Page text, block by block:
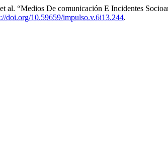
al. “Medios De comunicación E Incidentes
doi.org/10.59659/impulso.v.6i13.244.